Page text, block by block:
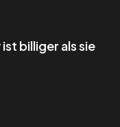
billiger als sie